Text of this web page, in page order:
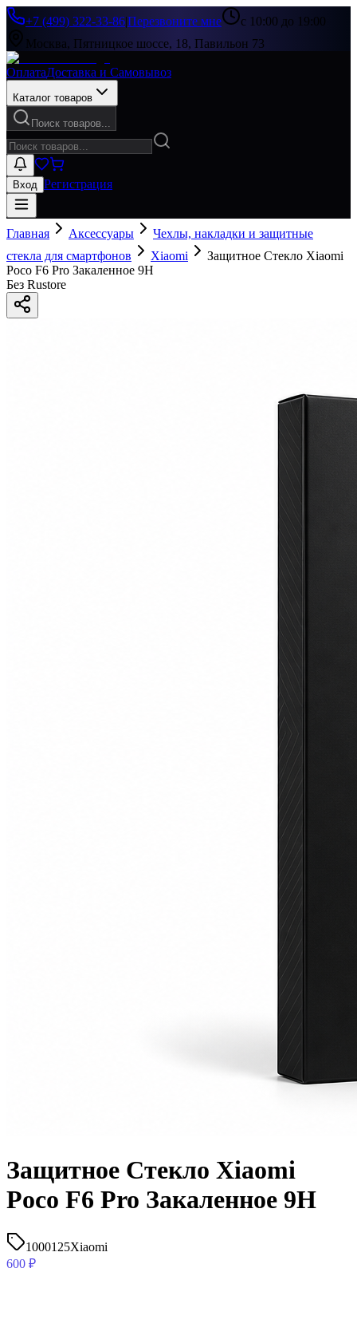
+7 (499) 322-33-86|Перезвоните мне
с 10:00 до 19:00
Москва, Пятницкое шоссе, 18, Павильон 73
ОплатаДоставка и Самовывоз
Каталог товаров
Поиск товаров...
Вход Регистрация
Главная Аксессуары
Чехлы, накладки и защитные
стекла для смартфонов
Xiaomi
Защитное Стекло Xiaomi
Poco F6 Pro Закаленное 9H
Без Rustore
Защитное Стекло Xiaomi
Poco F6 Pro Закаленное 9H
1000125Xiaomi
600 ₽